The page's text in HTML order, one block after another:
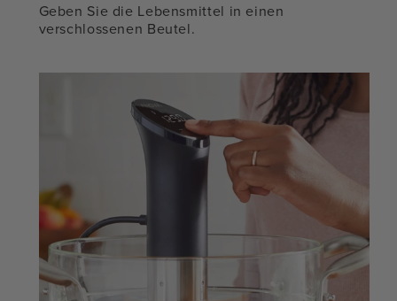
Geben Sie die Lebensmittel in einen
verschlossenen Beutel.